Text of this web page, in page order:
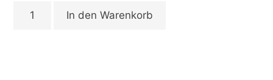
In den Warenkorb